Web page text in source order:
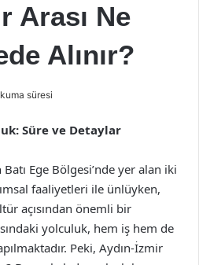
Arası Ne
Alınır?
süresi
Süre ve Detaylar
Ege Bölgesi’nde yer alan iki
faaliyetleri ile ünlüyken,
açısından önemli bir
yolculuk, hem iş hem de
Peki, Aydın-İzmir